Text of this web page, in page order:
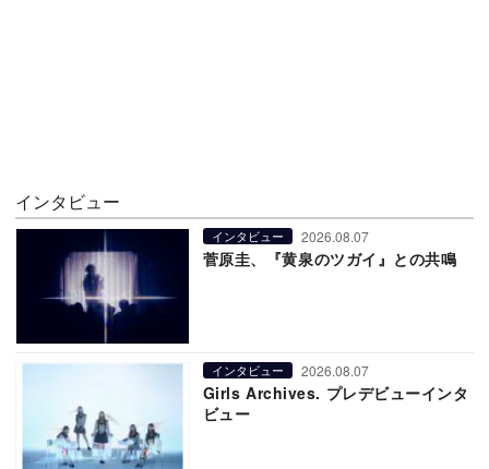
インタビュー
インタビュー 2026.08.07
菅原圭、『黄泉のツガイ』との共鳴
インタビュー 2026.08.07
Girls Archives. プレデビューインタ
ビュー